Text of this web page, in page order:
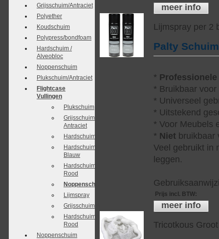
Grijsschuim/Antraciet
Polyether
Koudschuim
Polypress/bondfoam
Hardschuim /
Alveobloc
Noppenschuim
Plukschuim/Antraciet
Flightcase
Vullingen
Plukschuim
Grijsschuim
Antraciet
Hardschuim
Hardschuim
Blauw
Hardschuim
Rood
Noppenschuim
Lijmspray
Grijsschuim/Antraciet
Hardschuim
Rood
Noppenschuim
meer info
Lijmspray per 2
Palty
* Professionele
* Bruikbaar
* Universeel
* Uitstekend
* Voor Meubels
* Niet bruikbaar
Veel gebruikt in
leggen.
Prijs incl. BTW:
meer info
Tricotkous Groot